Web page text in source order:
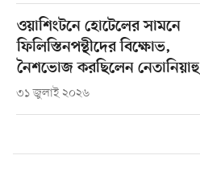
ওয়াশিংটনে হোটেলের সামনে
ফিলিস্তিনপন্থীদের বিক্ষোভ,
নৈশভোজ করছিলেন নেতানিয়াহু
৩১ জুলাই ২০২৬